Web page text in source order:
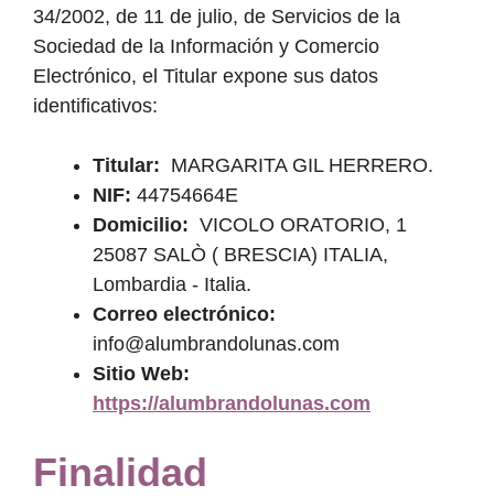
34/2002, de 11 de julio, de Servicios de la
Sociedad de la Información y Comercio
Electrónico, el Titular expone sus datos
identificativos:
Titular: MARGARITA GIL HERRERO.
NIF: 44754664E
Domicilio: VICOLO ORATORIO, 1
25087 SALÒ ( BRESCIA) ITALIA,
Lombardia - Italia.
Correo electrónico:
info@alumbrandolunas.com
Sitio Web:
https://alumbrandolunas.com
Finalidad